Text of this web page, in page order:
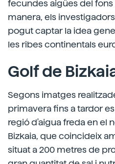
fecundes aigües del fons
manera, els
pogut captar la idea
les ribes continentals
Golf de
Segons imatges
primavera fins a tardor
regió d'aigua freda en el
Bizkaia, que coincideix
situat a 200 metres de